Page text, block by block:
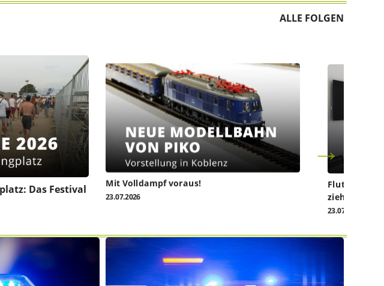
ALLE FOLGEN
Das Festival
Mit Volldampf voraus!
23.07.2026
ziehen vor
23.07.2026